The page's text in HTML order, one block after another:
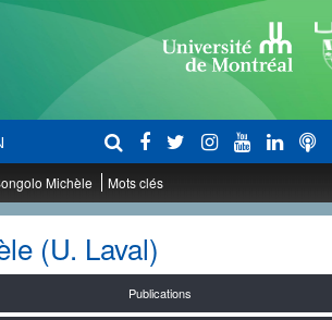
Michèle Mots clés
(U. Laval)
Publications